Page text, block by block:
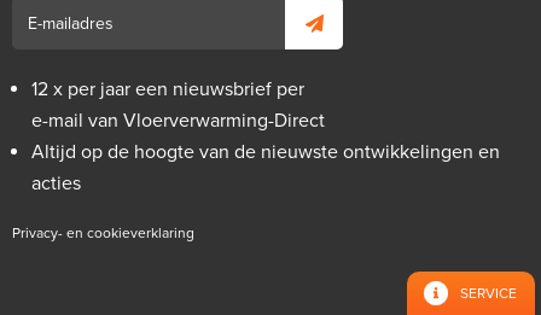
12 x per jaar een nieuwsbrief per
e-mail van Vloerverwarming-Direct
Altijd op de hoogte van de nieuwste ontwikkelingen en
acties
Privacy- en cookieverklaring
SERVICE